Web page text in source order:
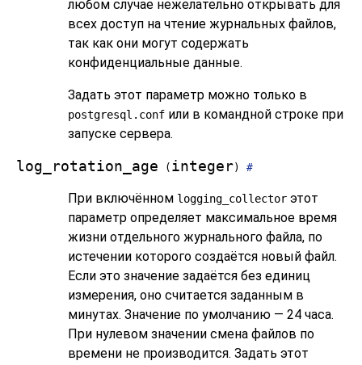
любом случае нежелательно открывать для
всех доступ на чтение журнальных файлов,
так как они могут содержать
конфиденциальные данные.
Задать этот параметр можно только в
postgresql.conf или в командной строке при
запуске сервера.
log_rotation_age ( integer) #
При включённом logging_collector этот
параметр определяет максимальное время
жизни отдельного журнального файла, по
истечении которого создаётся новый файл.
Если это значение задаётся без единиц
измерения, оно считается заданным в
минутах. Значение по умолчанию — 24 часа.
При нулевом значении смена файлов по
времени не производится. Задать этот